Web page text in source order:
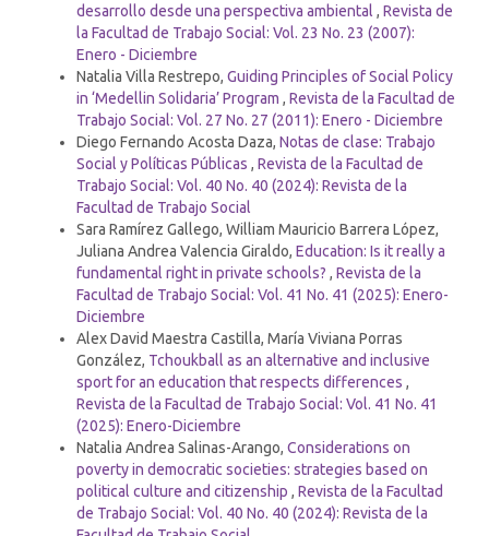
desarrollo desde una perspectiva ambiental , Revista de
la Facultad de Trabajo Social: Vol. 23 No. 23 (2007):
Enero - Diciembre
Natalia Villa Restrepo, Guiding Principles of Social Policy
in ‘Medellin Solidaria’ Program , Revista de la Facultad de
Trabajo Social: Vol. 27 No. 27 (2011): Enero - Diciembre
Diego Fernando Acosta Daza, Notas de clase: Trabajo
Social y Políticas Públicas , Revista de la Facultad de
Trabajo Social: Vol. 40 No. 40 (2024): Revista de la
Facultad de Trabajo Social
Sara Ramírez Gallego, William Mauricio Barrera López,
Juliana Andrea Valencia Giraldo, Education: Is it really a
fundamental right in private schools? , Revista de la
Facultad de Trabajo Social: Vol. 41 No. 41 (2025): Enero-
Diciembre
Alex David Maestra Castilla, María Viviana Porras
González, Tchoukball as an alternative and inclusive
sport for an education that respects differences ,
Revista de la Facultad de Trabajo Social: Vol. 41 No. 41
(2025): Enero-Diciembre
Natalia Andrea Salinas-Arango, Considerations on
poverty in democratic societies: strategies based on
political culture and citizenship , Revista de la Facultad
de Trabajo Social: Vol. 40 No. 40 (2024): Revista de la